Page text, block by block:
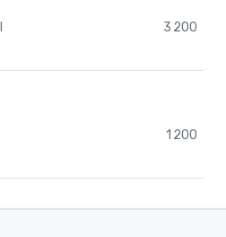
3 200
1 200